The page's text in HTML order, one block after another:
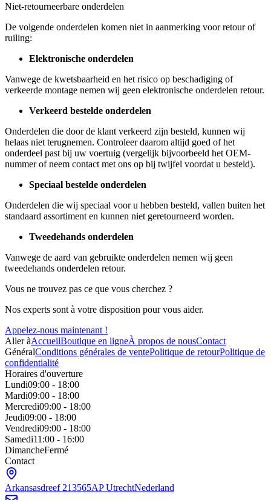
Niet-retourneerbare onderdelen
De volgende onderdelen komen niet in aanmerking voor retour of
ruiling:
Elektronische onderdelen
Vanwege de kwetsbaarheid en het risico op beschadiging of
verkeerde montage nemen wij geen elektronische onderdelen retour.
Verkeerd bestelde onderdelen
Onderdelen die door de klant verkeerd zijn besteld, kunnen wij
helaas niet terugnemen. Controleer daarom altijd goed of het
onderdeel past bij uw voertuig (vergelijk bijvoorbeeld het OEM-
nummer of neem contact met ons op bij twijfel voordat u besteld).
Speciaal bestelde onderdelen
Onderdelen die wij speciaal voor u hebben besteld, vallen buiten het
standaard assortiment en kunnen niet geretourneerd worden.
Tweedehands onderdelen
Vanwege de aard van gebruikte onderdelen nemen wij geen
tweedehands onderdelen retour.
Vous ne trouvez pas ce que vous cherchez ?
Nos experts sont à votre disposition pour vous aider.
Appelez-nous maintenant !
Aller àAccueilBoutique en ligneÀ propos de nousContact
GénéralConditions générales de ventePolitique de retourPolitique de
confidentialité
Horaires d'ouverture
Lundi09:00 - 18:00
Mardi09:00 - 18:00
Mercredi09:00 - 18:00
Jeudi09:00 - 18:00
Vendredi09:00 - 18:00
Samedi11:00 - 16:00
DimancheFermé
Contact
Arkansasdreef 213565AP UtrechtNederland